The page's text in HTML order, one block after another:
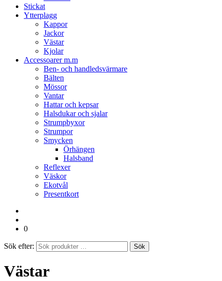
Stickat
Ytterplagg
Kappor
Jackor
Västar
Kjolar
Accessoarer m.m
Ben- och handledsvärmare
Bälten
Mössor
Vantar
Hattar och kepsar
Halsdukar och sjalar
Strumpbyxor
Strumpor
Smycken
Örhängen
Halsband
Reflexer
Väskor
Ekotvål
Presentkort
0
Sök efter: Sök
Västar